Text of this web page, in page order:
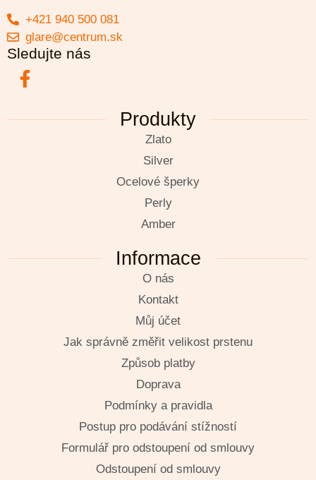
+421 940 500 081
glare@centrum.sk
Sledujte nás
Produkty
Zlato
Silver
Ocelové šperky
Perly
Amber
Informace
O nás
Kontakt
Můj účet
Jak správně změřit velikost prstenu
Způsob platby
Doprava
Podmínky a pravidla
Postup pro podávání stížností
Formulář pro odstoupení od smlouvy
Odstoupení od smlouvy